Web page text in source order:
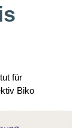
für
Biko